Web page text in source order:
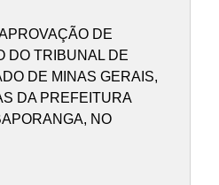
DE
DO TRIBUNAL DE
DE MINAS GERAIS,
DA PREFEITURA
NO